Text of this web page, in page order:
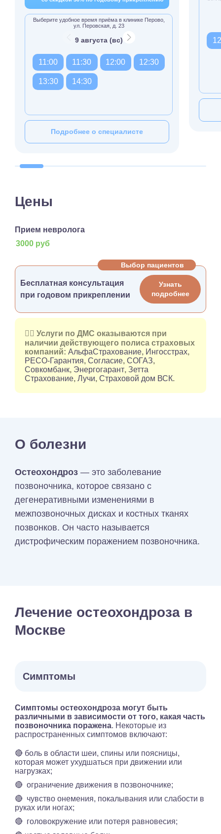
Выберите удобное время приёма в клинике Перово,
ул. Перовская, д. 23
9 августа (вс)
11:00 11:30 12:00 12:30
13:30 14:30
Подробнее о специалисте
Цены
Прием невролога
3000 руб
Выбор пациентов
Бесплатная консультация
при годовом прикреплении
Узнать
подробнее
👉🏻 Услуги по ДМС оказываются при
наличии действующего полиса страховых
компаний: АльфаСтрахование, Ингосстрах,
РЕСО-Гарантия, Согласие, СОГАЗ,
Совкомбанк, Энергогарант, Зетта
Страхование, Лучи, Страховой дом ВСК.
О болезни
Остеохондроз — это заболевание
позвоночника, которое связано с
дегенеративными изменениями в
межпозвоночных дисках и костных тканях
позвонков. Он часто называется
дистрофическим поражением позвоночника.
Лечение остеохондроза в
Москве
Симптомы
Симптомы остеохондроза могут быть
различными в зависимости от того, какая часть
позвоночника поражена. Некоторые из
распространенных симптомов включают:
🔴 боль в области шеи, спины или поясницы,
которая может ухудшаться при движении или
нагрузках;
🔴 ограничение движения в позвоночнике;
🔴 чувство онемения, покалывания или слабости в
руках или ногах;
🔴 головокружение или потеря равновесия;